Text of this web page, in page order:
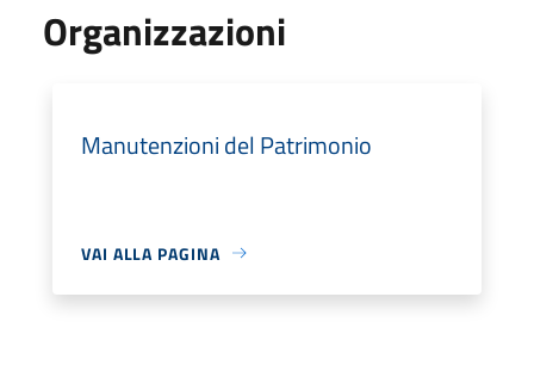
Organizzazioni
Manutenzioni del Patrimonio
VAI ALLA PAGINA